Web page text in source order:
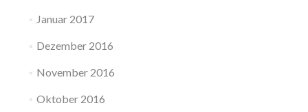
Januar 2017
Dezember 2016
November 2016
Oktober 2016